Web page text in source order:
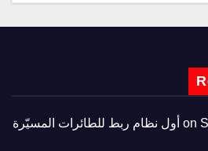
Skywire أول نظام ربط للطائرات المسيّرة